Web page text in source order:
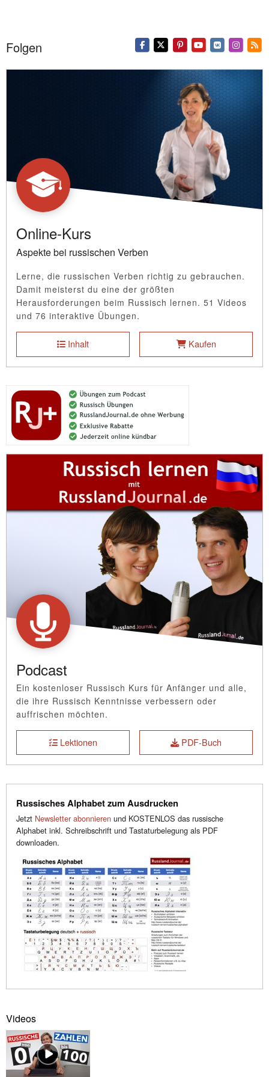
Folgen
Online-Kurs
Aspekte bei russischen Verben
Lerne, die russischen Verben richtig zu gebrauchen.
Damit meisterst du eine der größten
Herausforderungen beim Russisch lernen. 51 Videos
und 76 interaktive Übungen.
Inhalt Kaufen
Podcast
Ein kostenloser Russisch Kurs für Anfänger und alle,
die ihre Russisch Kenntnisse verbessern oder
auffrischen möchten.
Lektionen PDF-Buch
Russisches Alphabet zum Ausdrucken
Jetzt Newsletter abonnieren und KOSTENLOS das russische
Alphabet inkl. Schreibschrift und Tastaturbelegung als PDF
downloaden.
Videos